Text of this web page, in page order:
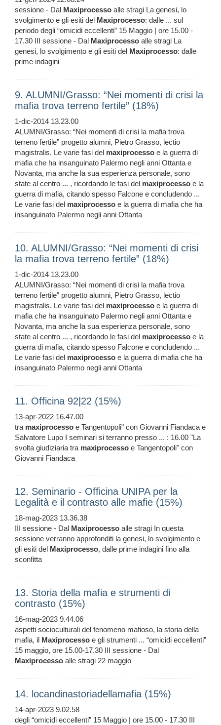
sessione - Dal Maxiprocesso alle stragi La genesi, lo
svolgimento e gli esiti del Maxiprocesso: dalle ... sul
periodo degli “omicidi eccellenti” 15 Maggio | ore 15.00 -
17.30 III sessione - Dal Maxiprocesso alle stragi La
genesi, lo svolgimento e gli esiti del Maxiprocesso: dalle
prime indagini
9. ALUMNI/Grasso: “Nei momenti di crisi la
mafia trova terreno fertile” (18%)
1-dic-2014 13.23.00
ALUMNI/Grasso: “Nei momenti di crisi la mafia trova
terreno fertile” progetto alumni, Pietro Grasso, lectio
magistralis, Le varie fasi del maxiprocesso e la guerra di
mafia che ha insanguinato Palermo negli anni Ottanta e
Novanta, ma anche la sua esperienza personale, sono
state al centro ... , ricordando le fasi del maxiprocesso e la
guerra di mafia, citando spesso Falcone e concludendo ...
Le varie fasi del maxiprocesso e la guerra di mafia che ha
insanguinato Palermo negli anni Ottanta
10. ALUMNI/Grasso: “Nei momenti di crisi
la mafia trova terreno fertile” (18%)
1-dic-2014 13.23.00
ALUMNI/Grasso: “Nei momenti di crisi la mafia trova
terreno fertile” progetto alumni, Pietro Grasso, lectio
magistralis, Le varie fasi del maxiprocesso e la guerra di
mafia che ha insanguinato Palermo negli anni Ottanta e
Novanta, ma anche la sua esperienza personale, sono
state al centro ... , ricordando le fasi del maxiprocesso e la
guerra di mafia, citando spesso Falcone e concludendo ...
Le varie fasi del maxiprocesso e la guerra di mafia che ha
insanguinato Palermo negli anni Ottanta
11. Officina 92|22 (15%)
13-apr-2022 16.47.00
tra maxiprocesso e Tangentopoli" con Giovanni Fiandaca e
Salvatore Lupo I seminari si terranno presso ... : 16.00 "La
svolta giudiziaria tra maxiprocesso e Tangentopoli" con
Giovanni Fiandaca
12. Seminario - Officina UNIPA per la
Legalità e il contrasto alle mafie (15%)
18-mag-2023 13.36.38
III sessione - Dal Maxiprocesso alle stragi In questa
sessione verranno approfonditi la genesi, lo svolgimento e
gli esiti del Maxiprocesso, dalle prime indagini fino alla
sconfitta
13. Storia della mafia e strumenti di
contrasto (15%)
16-mag-2023 9.44.06
aspetti socioculturali del fenomeno mafioso, la storia della
mafia, il Maxiprocesso e gli strumenti ... “omicidi eccellenti”
15 maggio, ore 15.00-17.30 III sessione - Dal
Maxiprocesso alle stragi 22 maggio
14. locandinastoriadellamafia (15%)
14-apr-2023 9.02.58
degli “omicidi eccellenti” 15 Maggio | ore 15.00 - 17.30 III